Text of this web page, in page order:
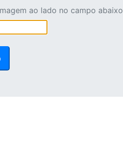
ao lado no campo abaixo